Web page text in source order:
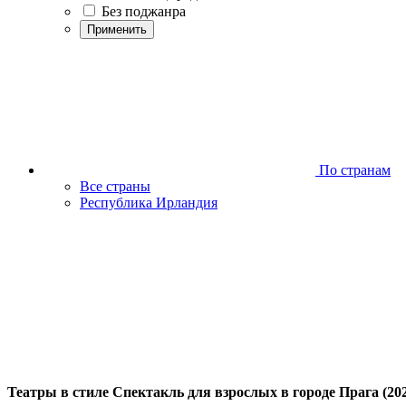
Без поджанра
Применить
По странам
Все страны
Республика Ирландия
Театры в стиле Спектакль для взрослых в городе Прага